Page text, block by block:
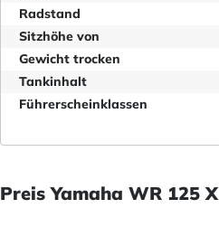
Radstand
Sitzhöhe von
Gewicht trocken
Tankinhalt
Führerscheinklassen
Preis Yamaha WR 125 X